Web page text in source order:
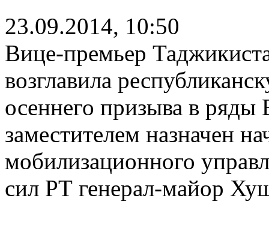
23.09.2014, 10:50
Вице-премьер
возглавила
осеннего призыва в
заместителем назначен
мобилизационного
сил РТ генерал-майор